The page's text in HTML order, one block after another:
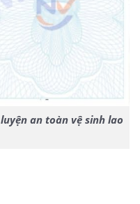
an toàn vệ sinh lao